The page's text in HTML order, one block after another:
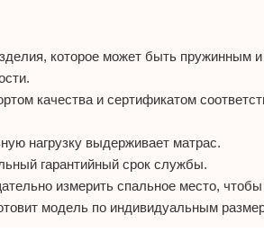
которое может быть пружинным
качества и сертификатом
нагрузку выдерживает матрас.
гарантийный срок службы.
измерить спальное место,
модель по индивидуальным